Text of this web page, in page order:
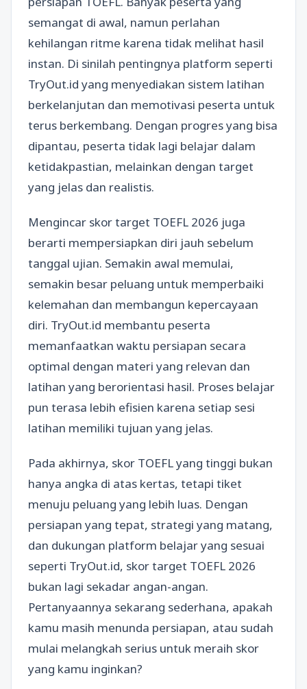
semangat di awal, namun perlahan
kehilangan ritme karena tidak melihat hasil
instan. Di sinilah pentingnya platform seperti
TryOut.id yang menyediakan sistem latihan
berkelanjutan dan memotivasi peserta untuk
terus berkembang. Dengan progres yang bisa
dipantau, peserta tidak lagi belajar dalam
ketidakpastian, melainkan dengan target
yang jelas dan realistis.
Mengincar skor target TOEFL 2026 juga
berarti mempersiapkan diri jauh sebelum
tanggal ujian. Semakin awal memulai,
semakin besar peluang untuk memperbaiki
kelemahan dan membangun kepercayaan
diri. TryOut.id membantu peserta
memanfaatkan waktu persiapan secara
optimal dengan materi yang relevan dan
latihan yang berorientasi hasil. Proses belajar
pun terasa lebih efisien karena setiap sesi
latihan memiliki tujuan yang jelas.
Pada akhirnya, skor TOEFL yang tinggi bukan
hanya angka di atas kertas, tetapi tiket
menuju peluang yang lebih luas. Dengan
persiapan yang tepat, strategi yang matang,
dan dukungan platform belajar yang sesuai
seperti TryOut.id, skor target TOEFL 2026
bukan lagi sekadar angan-angan.
Pertanyaannya sekarang sederhana, apakah
kamu masih menunda persiapan, atau sudah
mulai melangkah serius untuk meraih skor
yang kamu inginkan?